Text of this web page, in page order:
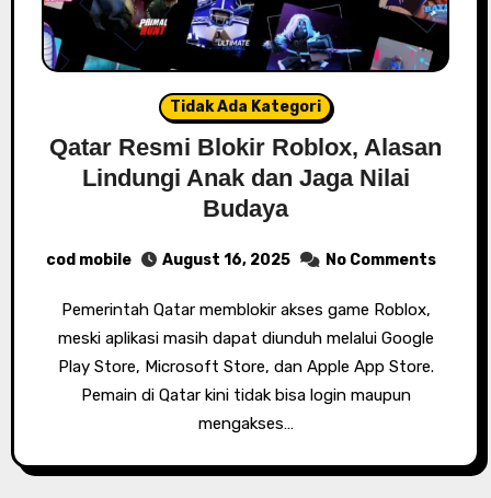
Tidak Ada Kategori
Qatar Resmi Blokir Roblox, Alasan
Lindungi Anak dan Jaga Nilai
Budaya
cod mobile August 16, 2025 No Comments
Pemerintah Qatar memblokir akses game Roblox,
meski aplikasi masih dapat diunduh melalui Google
Play Store, Microsoft Store, dan Apple App Store.
Pemain di Qatar kini tidak bisa login maupun
mengakses…